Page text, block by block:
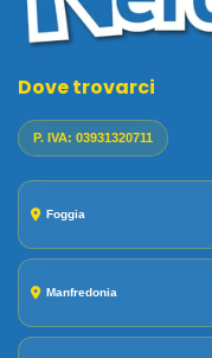
Dove trovarci
P. IVA: 03931320711
Foggia
Manfredonia